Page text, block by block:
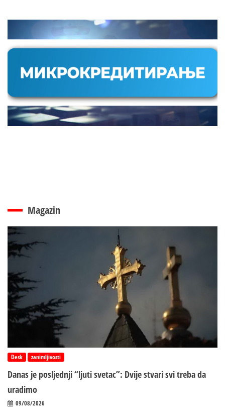
Magazin
Desk zanimljivosti
Danas je posljednji “ljuti svetac”: Dvije stvari svi treba da
uradimo
09/08/2026